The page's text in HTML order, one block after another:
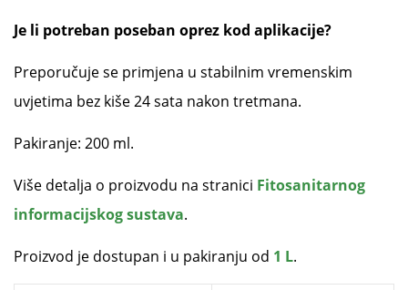
Je li potreban poseban oprez kod aplikacije?
Preporučuje se primjena u stabilnim vremenskim
uvjetima bez kiše 24 sata nakon tretmana.
Pakiranje: 200 ml.
Više detalja o proizvodu na stranici Fitosanitarnog
informacijskog sustava.
Proizvod je dostupan i u pakiranju od 1 L.